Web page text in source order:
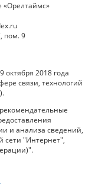
«Орелтаймс»
пом. 9
2018 года
связи, технологий
и анализа сведений,
сети "Интернет",